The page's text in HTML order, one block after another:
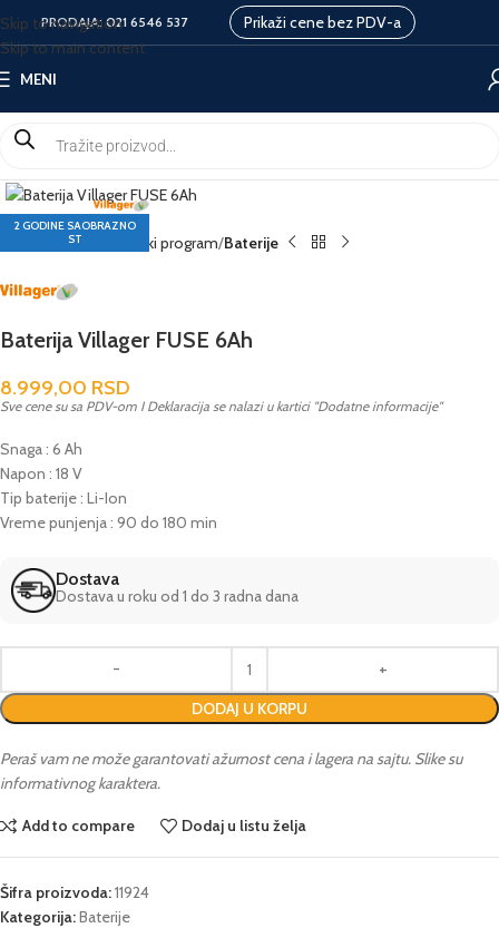
Skip to navigation
Skip to main content
PRODAJA:021 6546 537 Prikaži cene bez PDV-a
MENI
2 GODINE SAOBRAZNO
ST
Akumulatorski program Baterije
Baterija Villager FUSE 6Ah
8.999,00 RSD
Sve cene su sa PDV-om I Deklaracija se nalazi u kartici "Dodatne informacije"
Snaga : 6 Ah
Napon : 18 V
Tip baterije : Li-Ion
Vreme punjenja : 90 do 180 min
Dostava
Dostava u roku od 1 do 3 radna dana
DODAJ U KORPU
Peraš vam ne može garantovati ažurnost cena i lagera na sajtu. Slike su
informativnog karaktera.
Add to compare Dodaj u listu želja
Šifra proizvoda:11924
Kategorija:Baterije